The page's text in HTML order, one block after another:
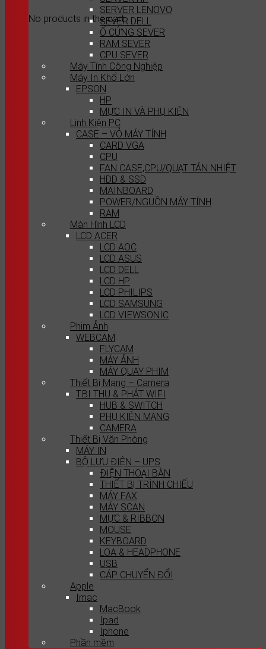
No products in the cart.
SERVER LENOVO
SEVER DELL
Ổ CỨNG SEVER
RAM SEVER
CPU SEVER
Máy Tính Công Nghiệp
Máy In Khổ Lớn
EPSON
HP
MỰC IN VÀ PHỤ KIỆN
Linh Kiện PC
CASE – VỎ MÁY TÍNH
CARD VGA
CPU
FAN CASE,CPU/QUẠT TẢN NHIỆT
HDD & SSD
MAINBOARD
POWER/NGUỒN MÁY TÍNH
RAM
Màn Hình LCD
LCD ACER
LCD AOC
LCD ASUS
LCD DELL
LCD HP
LCD PHILIPS
LCD SAMSUNG
LCD VIEWSONIC
Phim Ảnh
WEBCAM
FLYCAM
MÁY ẢNH
MÁY QUAY PHIM
Thiết Bị Mạng – Camera
T.BI THU & PHÁT WIFI
HUB & SWITCH
PHỤ KIỆN MẠNG
CAMERA
Thiết Bị Văn Phòng
MÁY IN
BỘ LƯU ĐIỆN – UPS
ĐIỆN THOẠI BÀN
THIẾT BỊ TRÌNH CHIẾU
MÁY FAX
MÁY SCAN
MỰC & RIBBON
MOUSE
KEYBOARD
LOA & HEADPHONE
USB
CÁP CHUYỂN ĐỔI
Apple
Imac
MacBook
Ipad
Iphone
Phần mềm